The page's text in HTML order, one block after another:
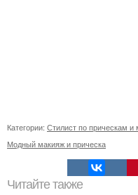
Категории: Стилист по прическам и
Модный макияж и прическа
Читайте также